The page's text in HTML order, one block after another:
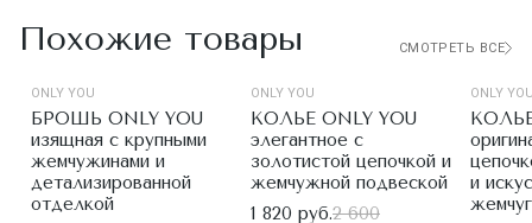
Похожие товары СМОТРЕТЬ ВСЕ
ONLY YOU
БРОШЬ ONLY YOU
изящная с крупными
жемчужинами и
детализированной
отделкой
ONLY YOU
КОЛЬЕ ONLY YOU
элегантное с
золотистой цепочкой и
жемчужной подвеской
1 820 руб.2 600
ONLY
КОЛЬЕ
и